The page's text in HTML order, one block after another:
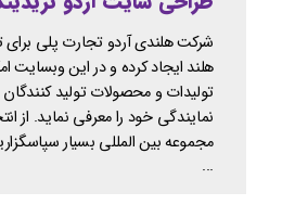
شرکت هلندی آردو تجارت پلی برای
هلند ایجاد کرده و در این وبسایت
تولیدات و محصولات تولید کنندگان
نمایندگی خود را معرفی نماید. از
مجموعه بین المللی بسیار
...